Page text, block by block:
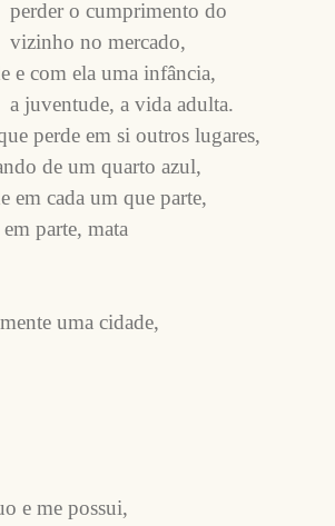
e com ela uma infância,
perde em si outros lugares,
de um quarto azul,
em cada um que parte,
parte, mata
uma cidade,
e me possui,